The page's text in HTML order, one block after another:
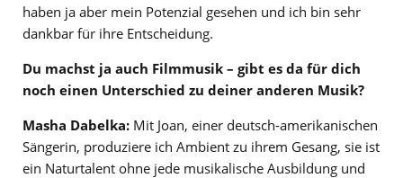
haben ja aber mein Potenzial gesehen und ich bin sehr
dankbar für ihre Entscheidung.
Du machst ja auch Filmmusik – gibt es da für dich
noch einen Unterschied zu deiner anderen Musik?
Masha Dabelka: Mit Joan, einer deutsch-amerikanischen
Sängerin, produziere ich Ambient zu ihrem Gesang, sie ist
ein Naturtalent ohne jede musikalische Ausbildung und